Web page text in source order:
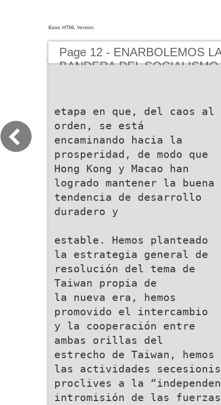
Basic HTML Version
Page 12 - ENARBOLEMOS
BANDERA DEL
PAÍS SOCIALISTA
etapa en que, del caos al
orden, se está
encaminando hacia la
prosperidad, de modo que
Hong Kong y Macao han
logrado mantener la buena
tendencia de desarrollo
duradero y
estable. Hemos planteado
la estrategia general de
resolución del tema de
Taiwan propia de
la nueva era, hemos
promovido el intercambio
y la cooperación entre
ambas orillas del
estrecho de Taiwan,
las actividades
proclives a la
intromisión de las